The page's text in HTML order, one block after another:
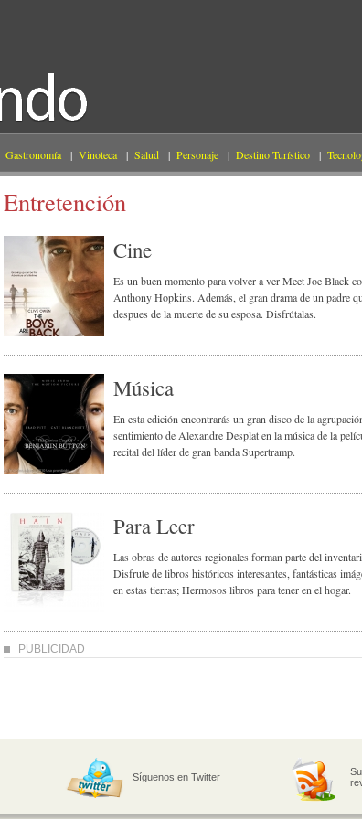
Gastronomía | Vinoteca | Salud | Personaje | Destino Turístico |
Entretención
Cine
Es un buen momento para volver a ver Meet Joe Black
Anthony Hopkins. Además, el gran drama de un padre
despues de la muerte de su esposa. Disfrútalas.
Música
En esta edición encontrarás un gran disco de la
sentimiento de Alexandre Desplat en la música de la
recital del líder de gran banda Supertramp.
Para Leer
Las obras de autores regionales forman parte del
Disfrute de libros históricos interesantes, fantásticas
en estas tierras; Hermosos libros para tener en el hogar.
PUBLICIDAD
Síguenos en Twitter